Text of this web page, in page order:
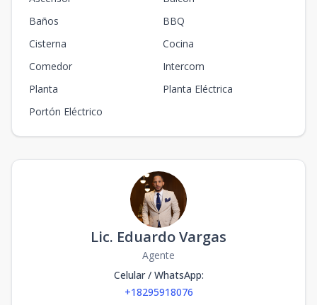
Baños
BBQ
Cisterna
Cocina
Comedor
Intercom
Planta
Planta Eléctrica
Portón Eléctrico
Lic. Eduardo Vargas
Agente
Celular / WhatsApp:
+18295918076